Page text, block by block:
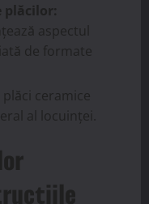
plăcilor:
aspectul
de formate
plăci ceramice
al locuinței.